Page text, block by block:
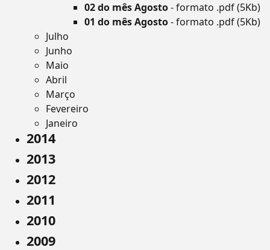
02 do mês Agosto- formato .pdf (5Kb)
01 do mês Agosto- formato .pdf (5Kb)
Julho
Junho
Maio
Abril
Março
Fevereiro
Janeiro
2014
2013
2012
2011
2010
2009